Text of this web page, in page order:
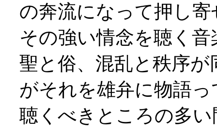
の奔流になって押し寄
その強い情念を聴く
聖と俗、混乱と秩序
がそれを雄弁に物語
聴くべきところの多